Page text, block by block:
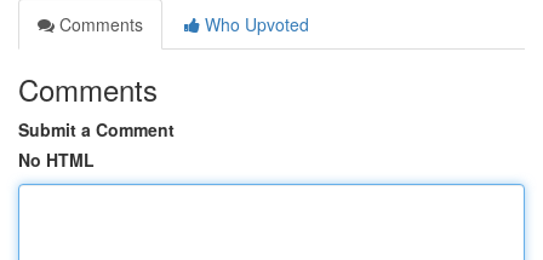
Comments
Who Upvoted
Comments
Submit a Comment
No HTML